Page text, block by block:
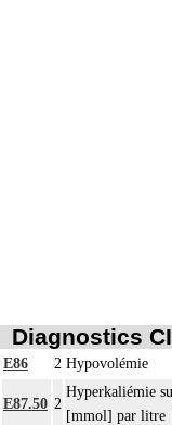
Diagnostics
E86 2 Hypovolémie
E87.50 2
Hyperkaliémie
[mmol] par litre